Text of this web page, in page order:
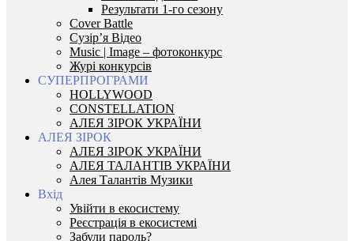
Результати 1-го сезону
Cover Battle
Сузір’я Відео
Music | Image – фотоконкурс
Журі конкурсів
СУПЕРПРОГРАМИ
HOLLYWOOD
CONSTELLATION
АЛЕЯ ЗІРОК УКРАЇНИ
АЛЕЯ ЗІРОК
АЛЕЯ ЗІРОК УКРАЇНИ
АЛЕЯ ТАЛАНТІВ УКРАЇНИ
Алея Талантів Музики
Вхід
Увійти в екосистему
Реєстрація в екосистемі
Забули пароль?